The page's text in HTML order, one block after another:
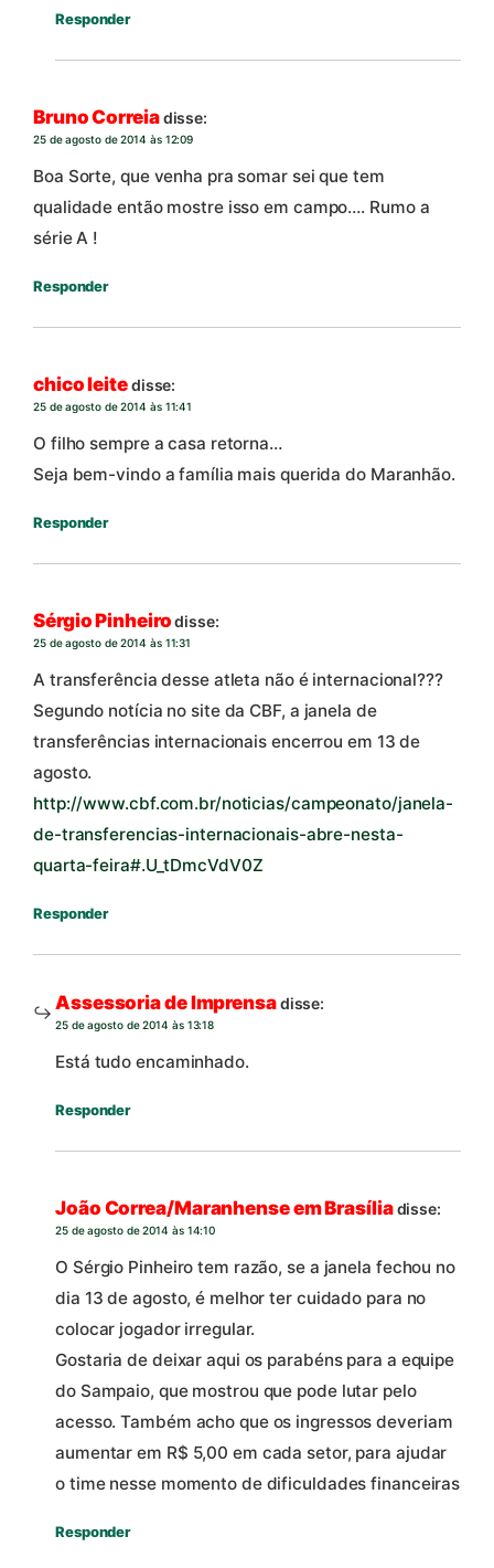
Responder
Bruno Correiadisse:
25 de agosto de 2014 às 12:09
Boa Sorte, que venha pra somar sei que tem
qualidade então mostre isso em campo…. Rumo a
série A !
Responder
chico leitedisse:
25 de agosto de 2014 às 11:41
O filho sempre a casa retorna…
Seja bem-vindo a família mais querida do Maranhão.
Responder
Sérgio Pinheiro disse:
25 de agosto de 2014 às 11:31
A transferência desse atleta não é internacional???
Segundo notícia no site da CBF, a janela de
transferências internacionais encerrou em 13 de
agosto.
http://www.cbf.com.br/noticias/campeonato/janela-
de-transferencias-internacionais-abre-nesta-
quarta-feira#.U_tDmcVdV0Z
Responder
Assessoria de Imprensadisse:
25 de agosto de 2014 às 13:18
Está tudo encaminhado.
Responder
João Correa/Maranhense em Brasíliadisse:
25 de agosto de 2014 às 14:10
O Sérgio Pinheiro tem razão, se a janela fechou no
dia 13 de agosto, é melhor ter cuidado para no
colocar jogador irregular.
Gostaria de deixar aqui os parabéns para a equipe
do Sampaio, que mostrou que pode lutar pelo
acesso. Também acho que os ingressos deveriam
aumentar em R$ 5,00 em cada setor, para ajudar
o time nesse momento de dificuldades financeiras
Responder